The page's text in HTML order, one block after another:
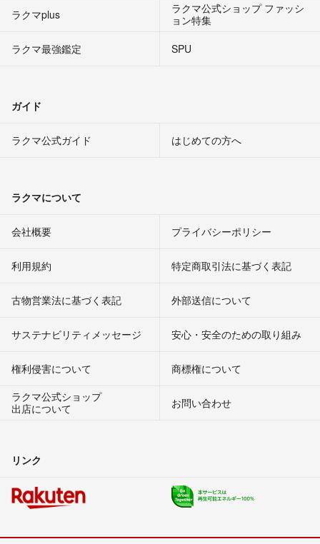
ラクマplus
ラクマ公式ショップ ファッシ
ョン特集
ラクマ最強鑑定
SPU
ガイド
ラクマ公式ガイド はじめての方へ
ラクマについて
会社概要 プライバシーポリシー
利用規約 特定商取引法に基づく表記
古物営業法に基づく表記 外部送信について
サステナビリティメッセージ 安心・安全のための取り組み
権利侵害について
商標権について
ラクマ公式ショップ
出店について
お問い合わせ
リンク